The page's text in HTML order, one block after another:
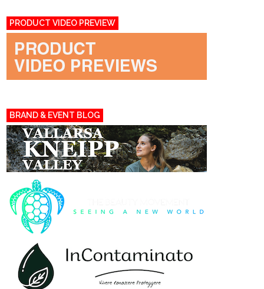
PRODUCT VIDEO PREVIEW
BRAND & EVENT BLOG